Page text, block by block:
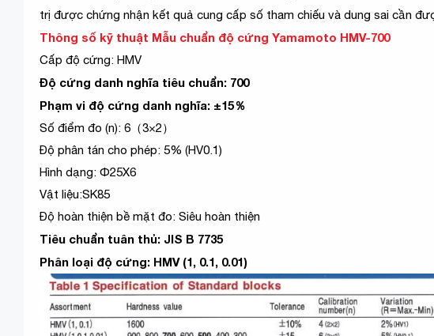
trị được chứng nhận kết quả cung cấp số tham chiếu và dung sai cần
Thông số kỹ thuật Mẫu chuẩn độ cứng Yamamoto HMV-700
Cấp độ cứng: HMV
Độ cứng danh nghĩa tiêu chuẩn: 700
Phạm vi độ cứng danh nghĩa: ±15％
Số điểm đo (n): 6（3×2）
Độ phân tán cho phép: 5% (HV0.1)
Hình dạng: Φ25X6
Vật liệu:SK85
Độ hoàn thiện bề mặt đo: Siêu hoàn thiện
Tiêu chuẩn tuân thủ: JIS B 7735
Phân loại độ cứng: HMV (1, 0.1, 0.01)